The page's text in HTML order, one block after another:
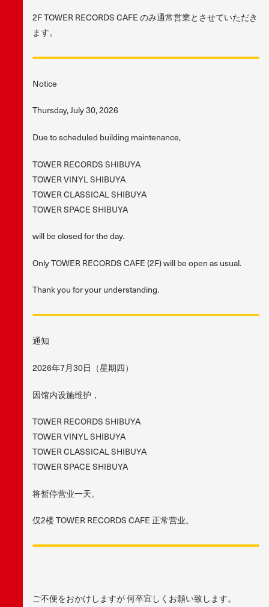
2F TOWER RECORDS CAFE のみ通常営業とさせていただき
ます。
Notice
Thursday, July 30, 2026
Due to scheduled building maintenance,
TOWER RECORDS SHIBUYA
TOWER VINYL SHIBUYA
TOWER CLASSICAL SHIBUYA
TOWER SPACE SHIBUYA
will be closed for the day.
Only TOWER RECORDS CAFE (2F) will be open as usual.
Thank you for your understanding.
通知
2026年7月30日（星期四）
因馆内设施维护，
TOWER RECORDS SHIBUYA
TOWER VINYL SHIBUYA
TOWER CLASSICAL SHIBUYA
TOWER SPACE SHIBUYA
将暂停营业一天。
仅2楼 TOWER RECORDS CAFE 正常营业。
ご不便をおかけしますが 何卒宜しくお願い致します。